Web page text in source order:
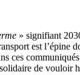
» signifiant
est
ces
de